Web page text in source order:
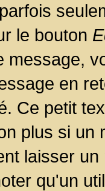
le bouton
message,
en
Ce petit
plus si un
laisser
qu'un